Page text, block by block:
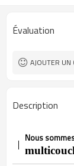
Évaluation
AJOUTER UN
Description
Nous